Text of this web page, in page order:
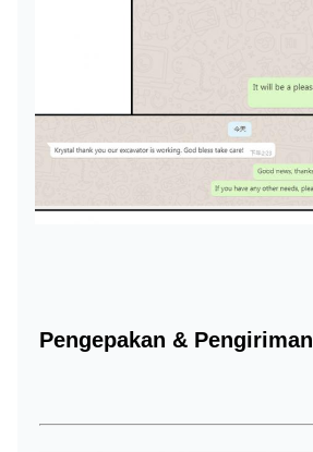
Pengepakan & Pengiriman